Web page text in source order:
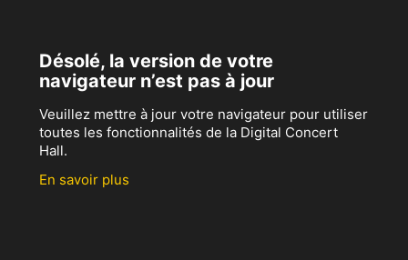
Désolé, la version de votre
navigateur n’est pas à jour
Veuillez mettre à jour votre navigateur pour utiliser
toutes les fonctionnalités de la Digital Concert
Hall.
En savoir plus